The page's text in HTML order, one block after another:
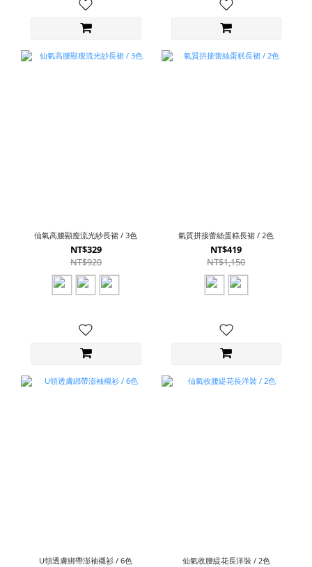
仙氣高腰顯瘦流光紗長裙 / 3色
NT$329
NT$920
氣質拼接蕾絲蛋糕長裙 / 2色
NT$419
NT$1,150
U領透膚綁帶澎袖襯衫 / 6色 仙氣收腰緹花長洋裝 / 2色